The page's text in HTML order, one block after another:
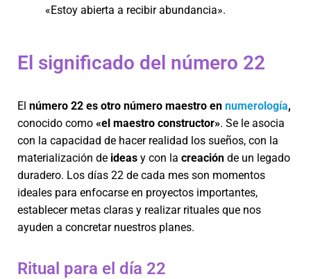
«Estoy abierta a recibir abundancia».
El significado del número 22
El número 22 es otro número maestro en numerología,
conocido como «el maestro constructor». Se le asocia
con la capacidad de hacer realidad los sueños, con la
materialización de ideas y con la creación de un legado
duradero. Los días 22 de cada mes son momentos
ideales para enfocarse en proyectos importantes,
establecer metas claras y realizar rituales que nos
ayuden a concretar nuestros planes.
Ritual para el día 22